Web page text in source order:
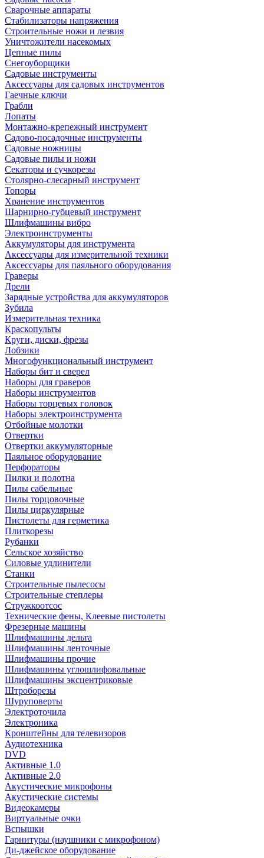
Сварочные аппараты
Стабилизаторы напряжения
Строительные ножи и лезвия
Уничтожители насекомых
Цепные пилы
Снегоуборщики
Садовые инструменты
Аксессуары для садовых инструментов
Гаечные ключи
Грабли
Лопаты
Монтажно-крепежный инструмент
Садово-посадочные инструменты
Садовые ножницы
Садовые пилы и ножи
Секаторы и сучкорезы
Столярно-слесарный инструмент
Топоры
Хранение инструментов
Шарнирно-губцевый инструмент
Шлифмашины вибро
Электроинструменты
Аккумуляторы для инструмента
Аксессуары для измерительной техники
Аксессуары для паяльного оборудования
Граверы
Дрели
Зарядные устройства для аккумуляторов
Зубила
Измерительная техника
Краскопульты
Круги, диски, фрезы
Лобзики
Многофункциональный инструмент
Наборы бит и сверел
Наборы для граверов
Наборы инструментов
Наборы торцевых головок
Наборы электроинструмента
Отбойные молотки
Отвертки
Отвертки аккумуляторные
Паяльное оборудование
Перфораторы
Пилки и полотна
Пилы сабельные
Пилы торцовочные
Пилы циркулярные
Пистолеты для герметика
Плиткорезы
Рубанки
Сельское хозяйство
Силовые удлинители
Станки
Строительные пылесосы
Строительные степлеры
Стружкоотсос
Технические фены, Клеевые пистолеты
Фрезерные машины
Шлифмашины дельта
Шлифмашины ленточные
Шлифмашины прочие
Шлифмашины углошлифовальные
Шлифмашины эксцентриковые
Штроборезы
Шуруповерты
Электроточила
Электроника
Кронштейны для телевизоров
Аудиотехника
DVD
Активные 1.0
Активные 2.0
Акустические микрофоны
Акустические системы
Видеокамеры
Виртуальные очки
Вспышки
Гарнитуры (наушники с микрофоном)
Ди-джейское оборудование